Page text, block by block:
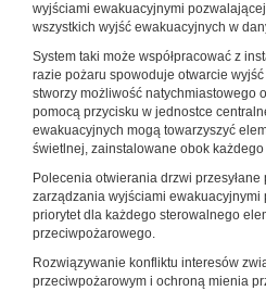
wyjściami ewakuacyjnymi
wszystkich wyjść ewakuacyjnych w
System taki może współpracować z
razie pożaru spowoduje otwarcie
stworzy możliwość natychmiastowego
pomocą przycisku w jednostce
ewakuacyjnych mogą towarzyszyć
świetlnej, zainstalowane obok
Polecenia otwierania drzwi
zarządzania wyjściami
priorytet dla każdego sterowalnego
przeciwpożarowego.
Rozwiązywanie konfliktu interesów
przeciwpożarowym i ochroną mienia